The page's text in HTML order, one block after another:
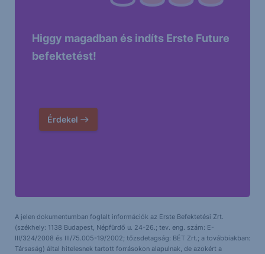
Higgy magadban és indíts Erste Future
befektetést!
Érdekel
A jelen dokumentumban foglalt információk az Erste Befektetési Zrt.
(székhely: 1138 Budapest, Népfürdő u. 24-26.; tev. eng. szám: E-
III/324/2008 és III/75.005-19/2002; tőzsdetagság: BÉT Zrt.; a továbbiakban:
Társaság) által hitelesnek tartott forrásokon alapulnak, de azokért a